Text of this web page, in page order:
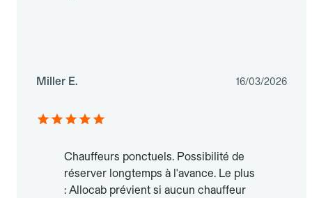
Miller E. 16/03/2026
Chauffeurs ponctuels. Possibilité de
réserver longtemps à l'avance. Le plus
: Allocab prévient si aucun chauffeur